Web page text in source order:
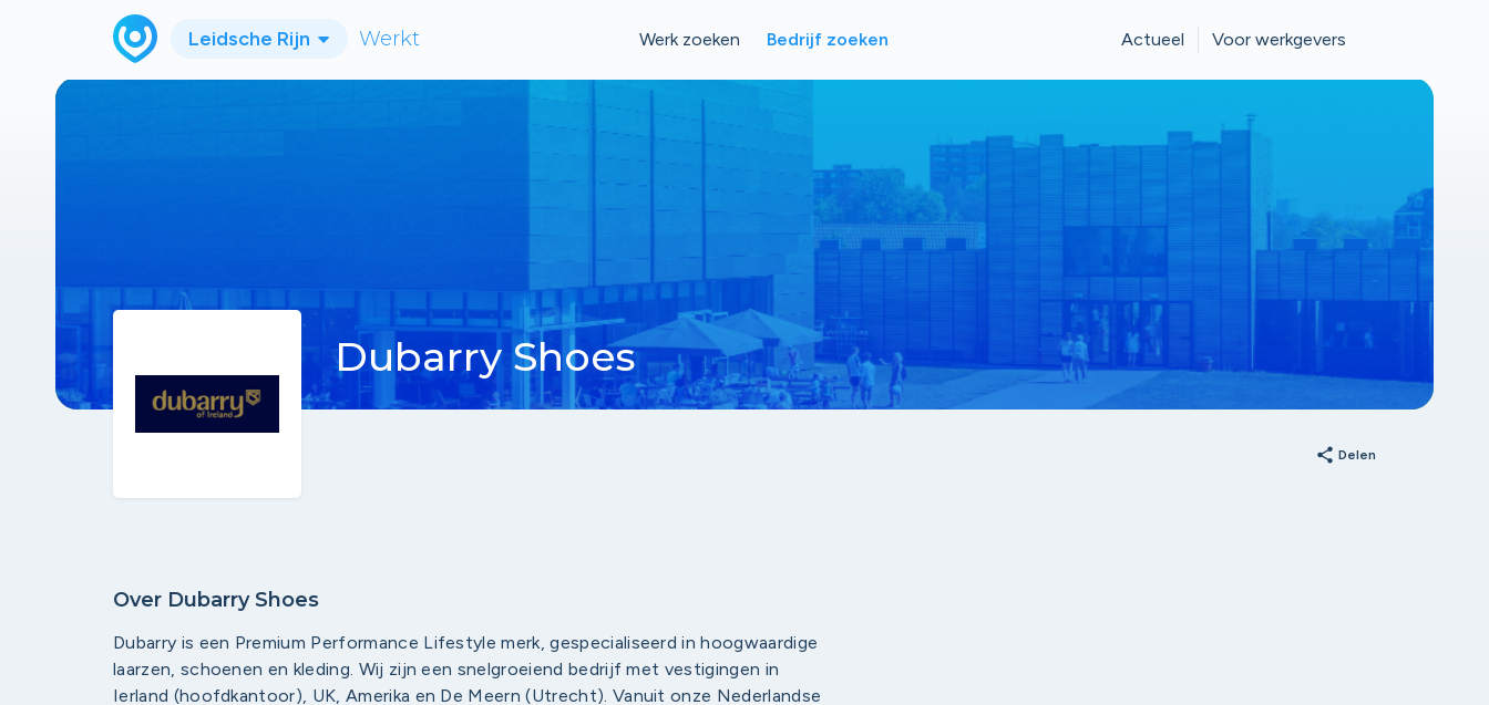
Leidsche Rijn Werkt Werk zoeken Bedrijf zoeken Actueel Voor werkgevers
Dubarry Shoes
share Delen
Over Dubarry Shoes
Dubarry is een Premium Performance Lifestyle merk, gespecialiseerd in hoogwaardige
laarzen, schoenen en kleding. Wij zijn een snelgroeiend bedrijf met vestigingen in
Ierland (hoofdkantoor), UK, Amerika en De Meern (Utrecht). Vanuit onze Nederlandse